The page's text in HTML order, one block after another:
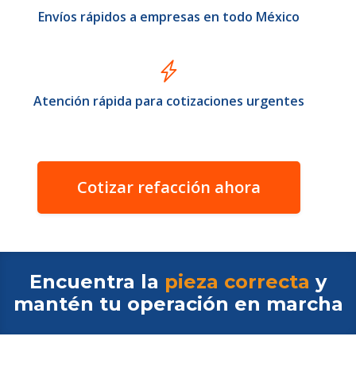
Envíos rápidos a empresas en todo México
Atención rápida para cotizaciones urgentes
Cotizar refacción ahora
Encuentra la pieza correcta y
mantén tu operación en marcha